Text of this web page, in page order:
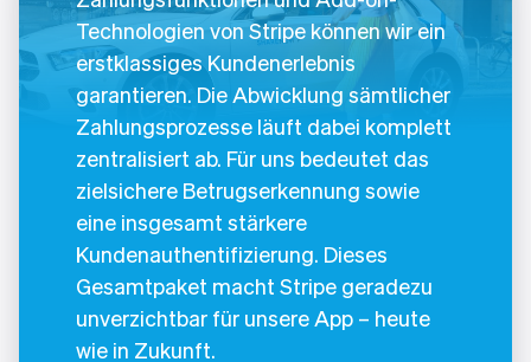
Technologien von Stripe können wir ein
erstklassiges Kundenerlebnis
garantieren. Die Abwicklung sämtlicher
Zahlungsprozesse läuft dabei komplett
zentralisiert ab. Für uns bedeutet das
zielsichere Betrugserkennung sowie
eine insgesamt stärkere
Kundenauthentifizierung. Dieses
Gesamtpaket macht Stripe geradezu
unverzichtbar für unsere App – heute
wie in Zukunft.